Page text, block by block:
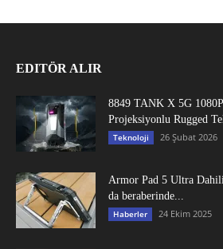
EDITÖR ALIR
8849 TANK X 5G
Projeksiyonlu Rugged
Teknoloji 26 Şubat 2026
Armor Pad 5 Ultra
da beraberinde...
Haberler 24 Ekim 2025